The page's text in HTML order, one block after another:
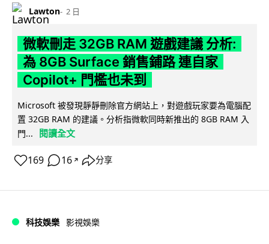
Lawton 2 日
微軟刪走 32GB RAM 遊戲建議 分析:
為 8GB Surface 銷售鋪路 連自家
Copilot+ 門檻也未到
Microsoft 被發現靜靜刪除官方網站上，對遊戲玩家要為電腦配
置 32GB RAM 的建議。分析指微軟同時新推出的 8GB RAM 入
門...
閱讀全文
169 16 ↗ 分享
科技娛樂 影視娛樂